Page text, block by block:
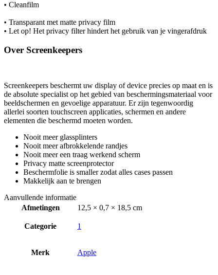
• Cleanfilm
• Transparant met matte privacy film
• Let op! Het privacy filter hindert het gebruik van je vingerafdruk
Over Screenkeepers
Screenkeepers beschermt uw display of device precies op maat en is
de absolute specialist op het gebied van beschermingsmateriaal voor
beeldschermen en gevoelige apparatuur. Er zijn tegenwoordig
allerlei soorten touchscreen applicaties, schermen en andere
elementen die beschermd moeten worden.
Nooit meer glassplinters
Nooit meer afbrokkelende randjes
Nooit meer een traag werkend scherm
Privacy matte screenprotector
Beschermfolie is smaller zodat alles cases passen
Makkelijk aan te brengen
Aanvullende informatie
Afmetingen
12,5 × 0,7 × 18,5 cm
Categorie 1
Merk Apple